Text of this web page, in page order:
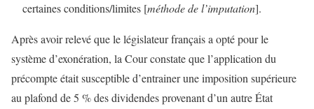
certaines conditions/limites [méthode de l’imputation].
Après avoir relevé que le législateur français a opté pour le
système d’exonération, la Cour constate que l’application du
précompte était susceptible d’entrainer une imposition supérieure
au plafond de 5 % des dividendes provenant d’un autre État